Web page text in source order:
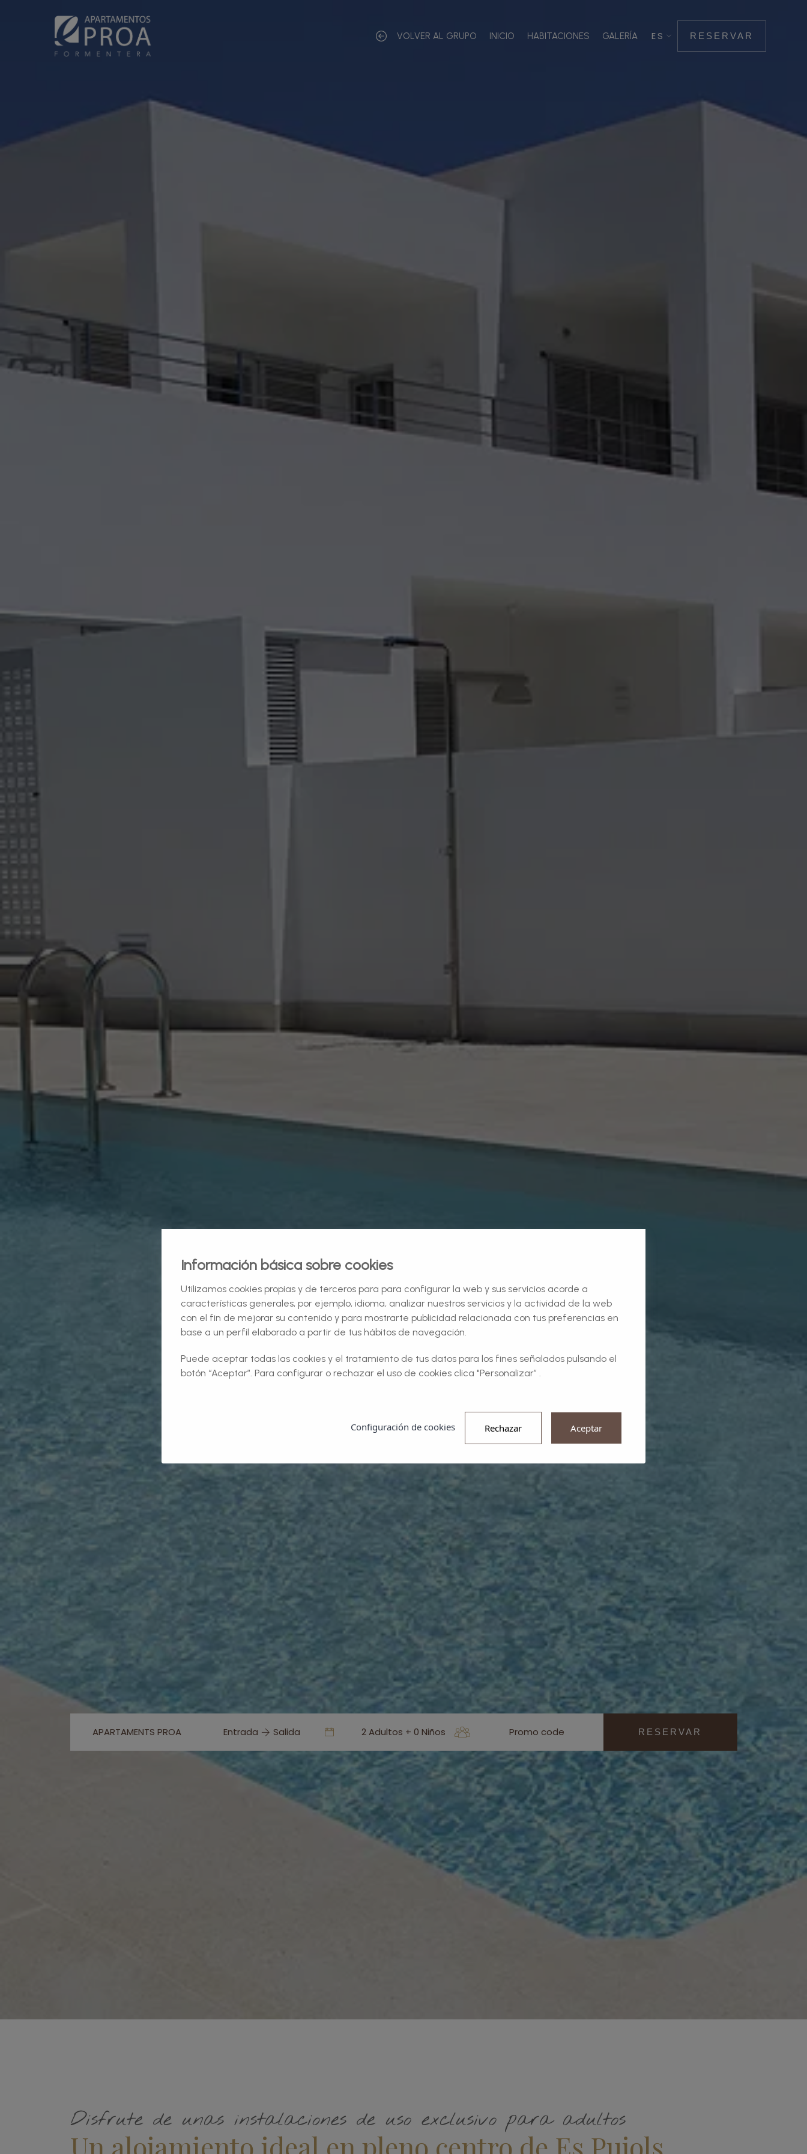
VOLVER AL GRUPO INICIO HABITACIONES GALERÍA RESERVAR
APARTAMENTS PROA 2 Adultos + 0 Niños RESERVAR
Un alojamiento ideal en pleno centro de Es Pujols
Disfrute de unas instalaciones de uso exclusivo para adultos
Información básica sobre cookies
Utilizamos cookies propias y de terceros para para configurar la web y sus servicios acorde a
características generales, por ejemplo, idioma, analizar nuestros servicios y la actividad de la web
con el fin de mejorar su contenido y para mostrarte publicidad relacionada con tus preferencias en
base a un perfil elaborado a partir de tus hábitos de navegación.
Puede aceptar todas las cookies y el tratamiento de tus datos para los fines señalados pulsando el
botón “Aceptar”. Para configurar o rechazar el uso de cookies clica "Personalizar” .
Configuración de cookies Rechazar Aceptar